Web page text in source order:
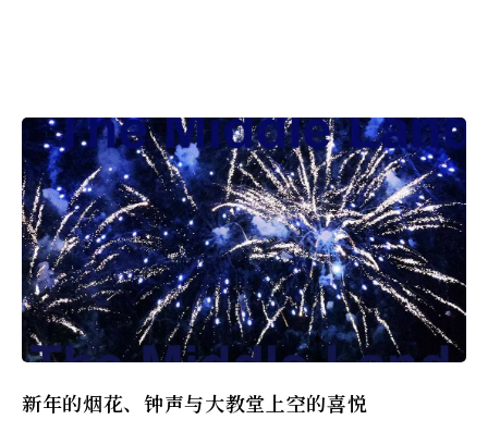
新年的烟花、钟声与大教堂上空的喜悦